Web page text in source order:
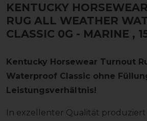
KENTUCKY
RUG ALL WEATHER
CLASSIC 0G - MARINE ,
Kentucky Horsewear Turnout
Waterproof Classic ohne
Leistungsverhältnis!
In exzellenter Qualität